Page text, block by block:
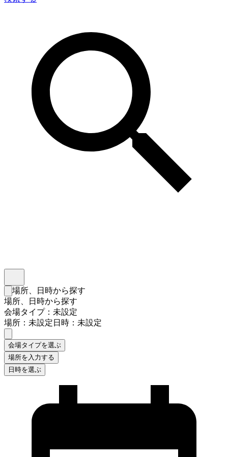
検索フォームを閉じる
場所、日時から探す
場所、日時から探す
会場タイプ：未設定
場所：未設定日時：未設定
会場タイプを選ぶ
場所を入力する
日時を選ぶ